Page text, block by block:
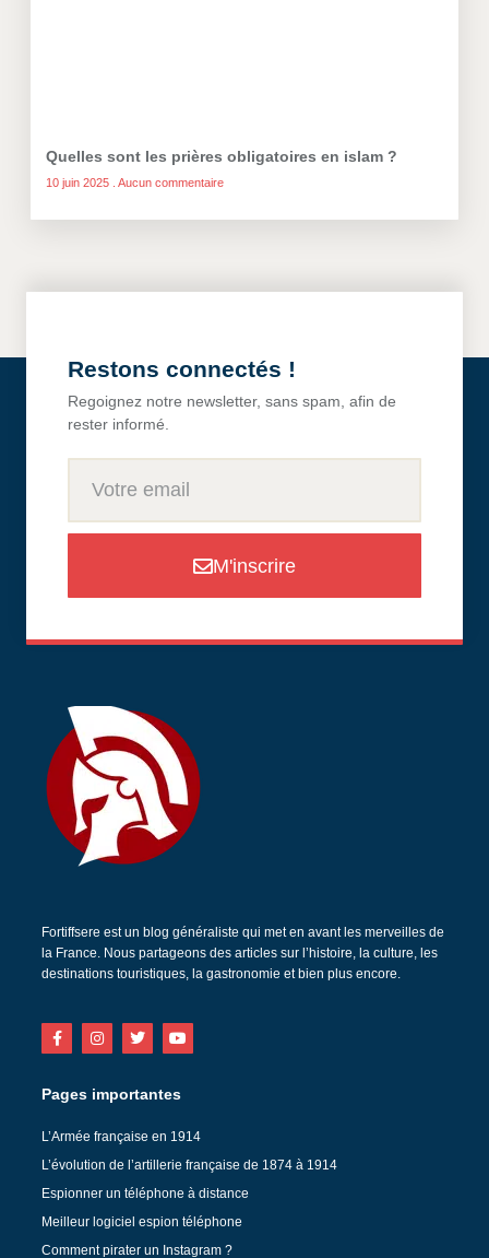
Quelles sont les prières obligatoires en islam ?
10 juin 2025 Aucun commentaire
Restons connectés !
Regoignez notre newsletter, sans spam, afin de
rester informé.
M'inscrire
Fortiffsere est un blog généraliste qui met en avant les merveilles de
la France. Nous partageons des articles sur l’histoire, la culture, les
destinations touristiques, la gastronomie et bien plus encore.
Pages importantes
L’Armée française en 1914
L’évolution de l’artillerie française de 1874 à 1914
Espionner un téléphone à distance
Meilleur logiciel espion téléphone
Comment pirater un Instagram ?